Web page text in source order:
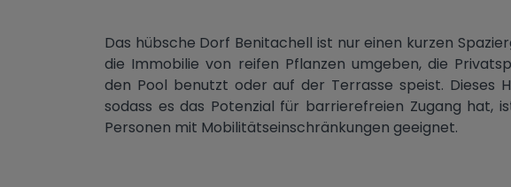
Das hübsche Dorf Benitachell ist nur einen kurzen
die Immobilie von reifen Pflanzen umgeben, die
den Pool benutzt oder auf der Terrasse speist. Dieses
sodass es das Potenzial für barrierefreien Zugang hat,
Personen mit Mobilitätseinschränkungen geeignet.